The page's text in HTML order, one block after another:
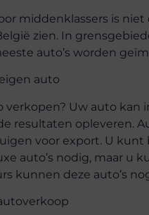
middenklassers is
zien. In
auto’s worden
auto
verkopen? Uw auto kan
resultaten opleveren.
voor export. U
auto’s nodig, maar u
kunnen deze auto’s